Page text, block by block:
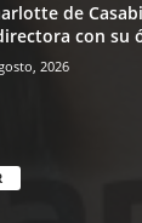
de
con su
2026